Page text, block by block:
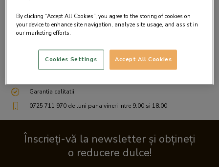
Livrare gratuita incepand cu 200 lei
Garantia calitatii
0725 711 970 de luni pana vineri intre 9:00 si 18:00
Înscrieți-vă la newsletter și obțineți
o reducere dulce!
By clicking “Accept All Cookies”, you agree to the storing of cookies on
your device to enhance site navigation, analyze site usage, and assist in
our marketing efforts.
Accept All Cookies
Cookies Settings